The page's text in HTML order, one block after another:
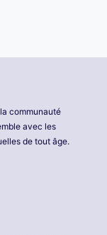
communauté
avec les
de tout âge.